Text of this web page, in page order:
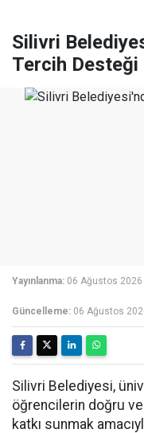
Silivri
Tercih Desteği
Yayınlanma: 06 Ağustos 2026
Güncelleme: 06 Ağustos
Silivri Belediyesi,
öğrencilerin doğru
katkı sunmak